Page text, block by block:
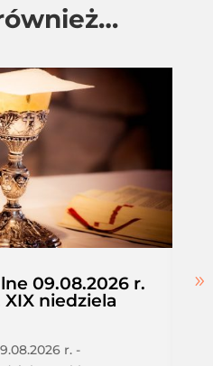
09.08.2026 r.
XIX niedziela
r. -